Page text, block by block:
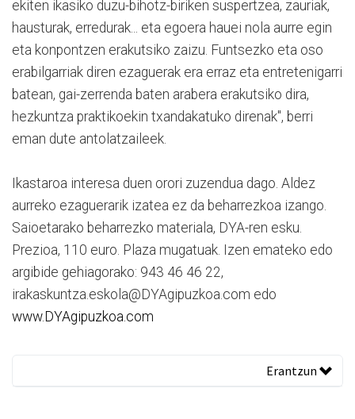
ekiten ikasiko duzu-bihotz-biriken suspertzea, zauriak,
hausturak, erredurak... eta egoera hauei nola aurre egin
eta konpontzen erakutsiko zaizu. Funtsezko eta oso
erabilgarriak diren ezaguerak era erraz eta entretenigarri
batean, gai-zerrenda baten arabera erakutsiko dira,
hezkuntza praktikoekin txandakatuko direnak", berri
eman dute antolatzaileek.
Ikastaroa interesa duen orori zuzendua dago. Aldez
aurreko ezaguerarik izatea ez da beharrezkoa izango.
Saioetarako beharrezko materiala, DYA-ren esku.
Prezioa, 110 euro. Plaza mugatuak. Izen emateko edo
argibide gehiagorako: 943 46 46 22,
irakaskuntza.eskola@DYAgipuzkoa.com edo
www.DYAgipuzkoa.com
Erantzun